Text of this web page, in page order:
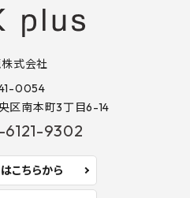
式会社
0054
区南本町3丁目6-14
9302
こちらから